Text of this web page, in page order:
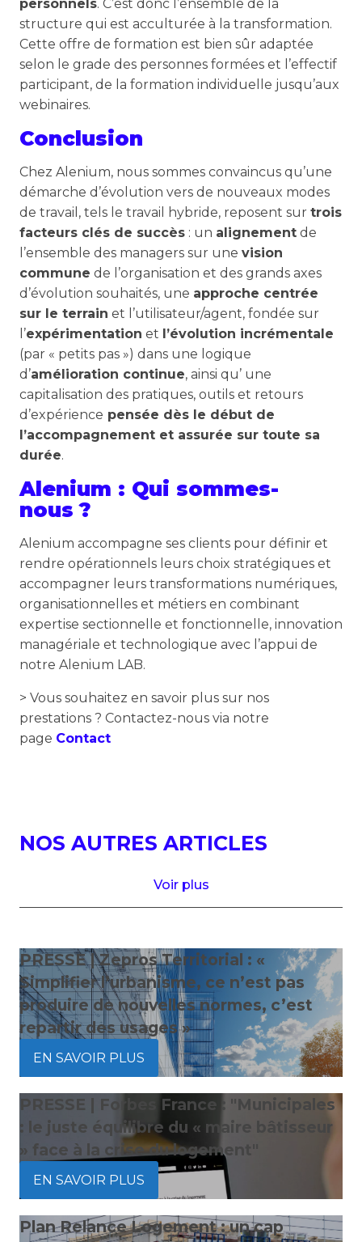
personnels. C’est donc l’ensemble de la
structure qui est acculturée à la transformation.
Cette offre de formation est bien sûr adaptée
selon le grade des personnes formées et l’effectif
participant, de la formation individuelle jusqu’aux
webinaires.
Conclusion
Chez Alenium, nous sommes convaincus qu’une
démarche d’évolution vers de nouveaux modes
de travail, tels le travail hybride, reposent sur trois
facteurs clés de succès : un alignement de
l’ensemble des managers sur une vision
commune de l’organisation et des grands axes
d’évolution souhaités, une approche centrée
sur le terrain et l’utilisateur/agent, fondée sur
l’expérimentation et l’évolution incrémentale
(par « petits pas ») dans une logique
d’amélioration continue, ainsi qu’ une
capitalisation des pratiques, outils et retours
d’expérience pensée dès le début de
l’accompagnement et assurée sur toute sa
durée.
Alenium : Qui sommes-
nous ?
Alenium accompagne ses clients pour définir et
rendre opérationnels leurs choix stratégiques et
accompagner leurs transformations numériques,
organisationnelles et métiers en combinant
expertise sectionnelle et fonctionnelle, innovation
managériale et technologique avec l’appui de
notre Alenium LAB.
> Vous souhaitez en savoir plus sur nos
prestations ? Contactez-nous via notre
page Contact
NOS AUTRES ARTICLES
Voir plus
PRESSE | Zepros Territorial : «
Simplifier l’urbanisme, ce n’est pas
produire de nouvelles normes, c’est
repartir des usages »
EN SAVOIR PLUS
PRESSE | Forbes France : "Municipales
: le juste équilibre du « maire bâtisseur
» face à la crise du logement"
EN SAVOIR PLUS
Plan Relance Logement : un cap